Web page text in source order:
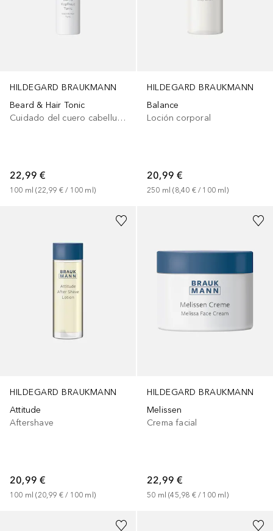
HILDEGARD BRAUKMANN
Beard & Hair Tonic
Cuidado del cuero cabelludo
22,99 €
100 ml (22,99 € / 100 ml )
HILDEGARD BRAUKMANN
Balance
Loción corporal
20,99 €
250 ml (8,40 € / 100 ml )
HILDEGARD BRAUKMANN
Attitude
Aftershave
20,99 €
100 ml (20,99 € / 100 ml)
HILDEGARD BRAUKMANN
Melissen
Crema facial
22,99 €
50 ml (45,98 € / 100 ml)